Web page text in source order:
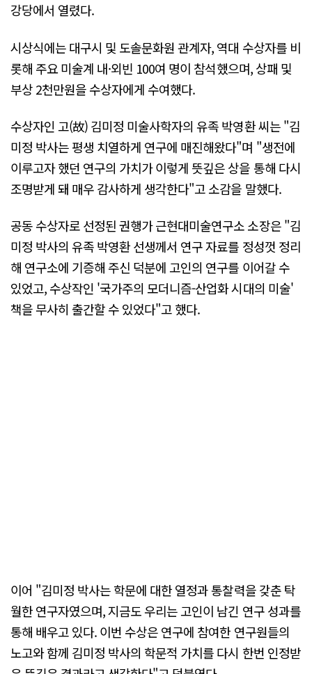
강당에서 열렸다.
시상식에는 대구시 및 도솔문화원 관계자, 역대 수상자를 비
롯해 주요 미술계 내·외빈 100여 명이 참석했으며, 상패 및
부상 2천만원을 수상자에게 수여했다.
수상자인 고(故) 김미정 미술사학자의 유족 박영환 씨는 "김
미정 박사는 평생 치열하게 연구에 매진해왔다"며 "생전에
이루고자 했던 연구의 가치가 이렇게 뜻깊은 상을 통해 다시
조명받게 돼 매우 감사하게 생각한다"고 소감을 말했다.
공동 수상자로 선정된 권행가 근현대미술연구소 소장은 "김
미정 박사의 유족 박영환 선생께서 연구 자료를 정성껏 정리
해 연구소에 기증해 주신 덕분에 고인의 연구를 이어갈 수
있었고, 수상작인 '국가주의 모더니즘-산업화 시대의 미술'
책을 무사히 출간할 수 있었다"고 했다.
이어 "김미정 박사는 학문에 대한 열정과 통찰력을 갖춘 탁
월한 연구자였으며, 지금도 우리는 고인이 남긴 연구 성과를
통해 배우고 있다. 이번 수상은 연구에 참여한 연구원들의
노고와 함께 김미정 박사의 학문적 가치를 다시 한번 인정받